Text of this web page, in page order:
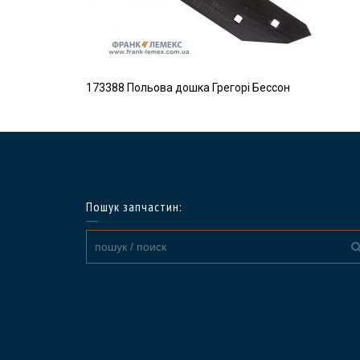
173388 Польова дошка Грегорі Бессон
Пошук запчастин: